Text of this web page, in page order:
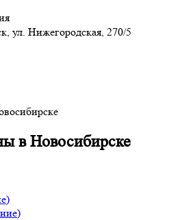
ул. Нижегородская, 270/5
в Новосибирске